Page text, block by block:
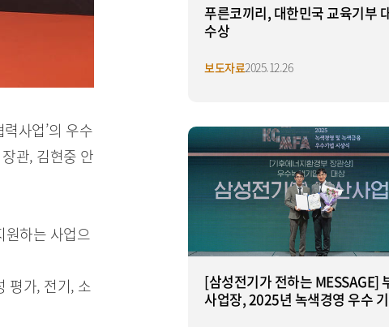
사업’의 우수
관, 김현중 안
원하는 사업으
평가, 전기, 소
푸른코끼리, 대한민국 교육기부
수상
보도자료2025.12.26
[삼성전기가 전하는 MESSAGE]
사업장, 2025년 녹색경영 우수